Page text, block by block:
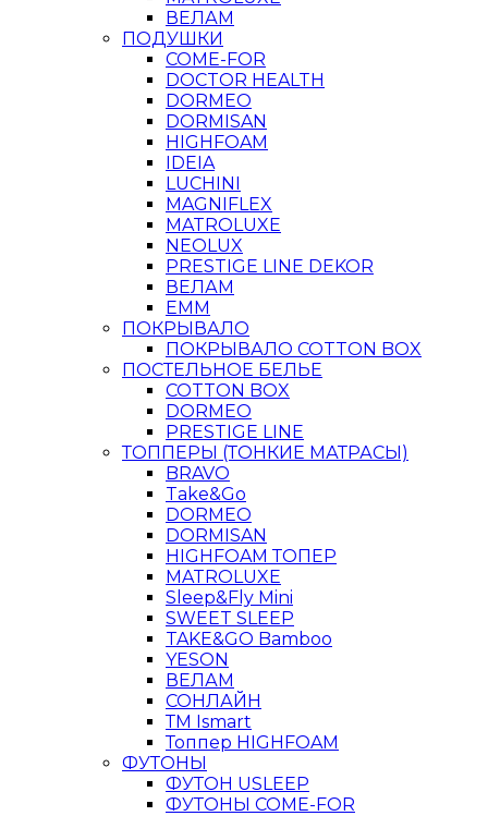
ВЕЛАМ
ПОДУШКИ
COME-FOR
DOCTOR HEALTH
DORMEO
DORMISAN
HIGHFOAM
IDEIA
LUCHINI
MAGNIFLEX
MATROLUXE
NEOLUX
PRESTIGE LINE DEKOR
ВЕЛАМ
ЕММ
ПОКРЫВАЛО
ПОКРЫВАЛО COTTON BOX
ПОСТЕЛЬНОЕ БЕЛЬЕ
COTTON BOX
DORMEO
PRESTIGE LINE
ТОППЕРЫ (ТОНКИЕ МАТРАСЫ)
BRAVO
Take&Go
DORMEO
DORMISAN
HIGHFOAM ТОПЕР
MATROLUXE
Sleep&Fly Mini
SWEET SLEEP
TAKE&GO Bamboo
YESON
ВЕЛАМ
СОНЛАЙН
ТМ Ismart
Топпер HIGHFOAM
ФУТОНЫ
ФУТОН USLEEP
ФУТОНЫ COME-FOR